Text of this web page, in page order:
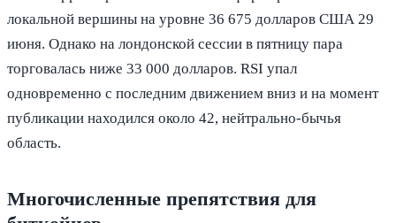
локальной вершины на уровне 36 675 долларов США 29
июня. Однако на лондонской сессии в пятницу пара
торговалась ниже 33 000 долларов. RSI упал
одновременно с последним движением вниз и на момент
публикации находился около 42, нейтрально-бычья
область.
Многочисленные препятствия для